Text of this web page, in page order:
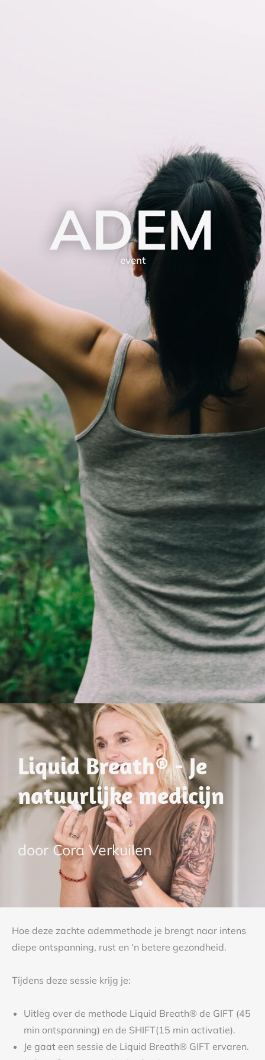
ADEM
event
Liquid Breath® - Je
natuurlijke medicijn
door Cora Verkuilen
Hoe deze zachte ademmethode je brengt naar intens
diepe ontspanning, rust en ‘n betere gezondheid.
Tijdens deze sessie krijg je:
Uitleg over de methode Liquid Breath® de GIFT (45
min ontspanning) en de SHIFT(15 min activatie).
Je gaat een sessie de Liquid Breath® GIFT ervaren.